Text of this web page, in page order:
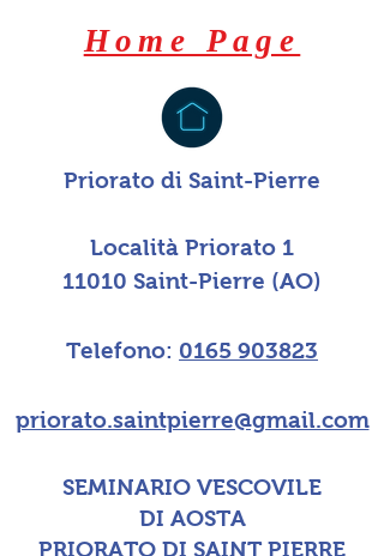
Home Page
Priorato di Saint-Pierre
Località Priorato 1
11010 Saint-Pierre (AO)
Telefono: 0165 903823
priorato.saintpierre@gmail.com
SEMINARIO VESCOVILE
DI AOSTA
PRIORATO DI SAINT PIERRE